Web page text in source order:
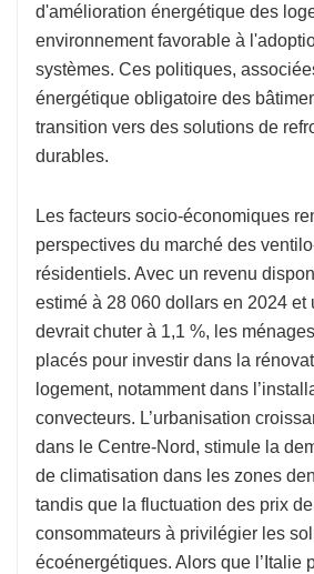
d'amélioration énergétique des
environnement favorable à
systèmes. Ces politiques,
énergétique obligatoire des
transition vers des solutions de
durables.
Les facteurs socio-économiques
perspectives du marché des
résidentiels. Avec un revenu
estimé à 28 060 dollars en 2024 et
devrait chuter à 1,1 %, les
placés pour investir dans la
logement, notamment dans
convecteurs. L’urbanisation
dans le Centre-Nord, stimule la
de climatisation dans les zones
tandis que la fluctuation des prix
consommateurs à privilégier les
écoénergétiques. Alors que l’Italie